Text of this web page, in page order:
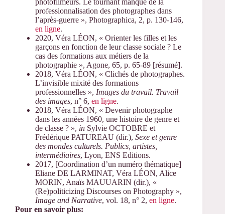
professionnalisation des photographes dans
l’après-guerre », Photographica, 2, p. 130-146,
en ligne.
2020, Véra LÉON, « Orienter les filles et les
garçons en fonction de leur classe sociale ? Le
cas des formations aux métiers de la
photographie », Agone, 65, p. 65-89 [résumé].
2018, Véra LÉON, « Clichés de photographes.
L’invisible mixité des formations
professionnelles », Images du travail. Travail
des images, n° 6, en ligne.
2018, Véra LÉON, « Devenir photographe
dans les années 1960, une histoire de genre et
de classe ? », in Sylvie OCTOBRE et
Frédérique PATUREAU (dir.), Sexe et genre
des mondes culturels. Publics, artistes,
intermédiaires, Lyon, ENS Editions.
2017, [Coordination d’un numéro thématique]
Eliane DE LARMINAT, Véra LÉON, Alice
MORIN, Anaïs MAUUARIN (dir.), «
(Re)politicizing Discourses on Photography »,
Image and Narrative, vol. 18, n° 2, en ligne.
Pour en savoir plus: